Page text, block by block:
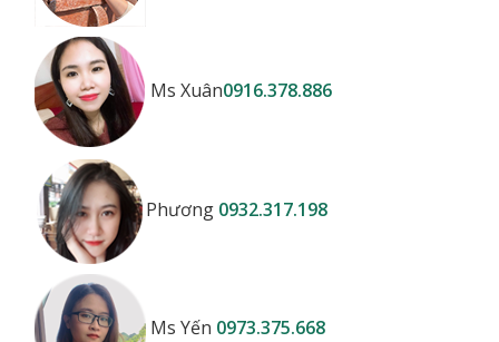
Ms Xuân0916.378.886
Phương 0932.317.198
Ms Yến 0973.375.668